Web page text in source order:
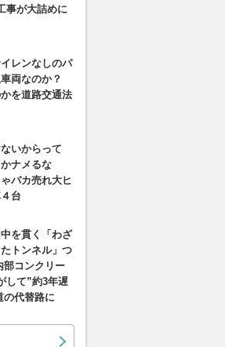
事が大詰めに
レンなしのパ
両なのか？
を道路交通法
いからって
かナメるな
バカ売れ大ヒ
台
を貫く「わざ
トンネル」つ
部コンクリー
して”約3年遅
の代替路に